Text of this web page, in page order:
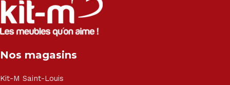
Canapé lit - Cuisine sur-mesure - Fauteuil - Armoire - Table
et chaise - Meuble de salle de bain - Literie - Lit - Bureau -
Électroménager - Télévision led - Réfrigérateur -
- Matelas - Hifi Hitachi, LG, Sharp, Philips, Bosh, Moulinex,
Haier, Sony, Cecotec, Westpoint, Dyson.
Nos magasins
Kit-M Saint-Louis